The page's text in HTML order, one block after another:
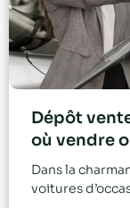
Dépôt
où vendre
Dans la
voitures